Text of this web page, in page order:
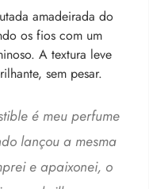
amadeirada do
os fios com um
A textura leve
sem pesar.
é meu perfume
lançou a mesma
e apaixonei, o